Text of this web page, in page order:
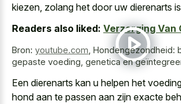
kiezen, zolang het door uw dierenarts
Readers also liked: Verzorging Van
Bron: youtube.com Hondengezondheid:
gepaste voeding, genetica en
Een dierenarts kan u helpen het
hond aan te passen aan zijn exacte